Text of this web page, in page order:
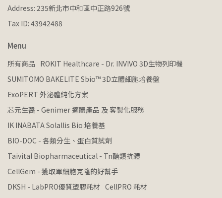
Address: 235新北市中和區中正路926號
Tax ID: 43942488
Menu
所有商品 ROKIT Healthcare - Dr. INVIVO 3D生物列印機
SUMITOMO BAKELITE Sbio™ 3D立體細胞培養盤
ExoPERT 外泌體純化方案
芯元生醫 - Genimer 適體產品 及 客製化服務
IK INABATA Solallis Bio 培養基
BIO-DOC - 各類分生、蛋白質試劑
Taivital Biopharmaceutical - Tn醣類抗體
CellGem - 獲取單細胞克隆的好幫手
DKSH - LabPRO優質塑膠耗材 CellPRO 耗材